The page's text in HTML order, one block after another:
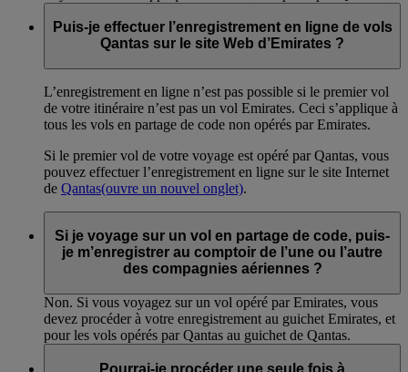
Puis-je effectuer l’enregistrement en ligne de vols
Qantas sur le site Web d’Emirates ?
L’enregistrement en ligne n’est pas possible si le premier vol
de votre itinéraire n’est pas un vol Emirates. Ceci s’applique à
tous les vols en partage de code non opérés par Emirates.
Si le premier vol de votre voyage est opéré par Qantas, vous
pouvez effectuer l’enregistrement en ligne sur le site Internet
de Qantas(ouvre un nouvel onglet).
Si je voyage sur un vol en partage de code, puis-
je m’enregistrer au comptoir de l’une ou l’autre
des compagnies aériennes ?
Non. Si vous voyagez sur un vol opéré par Emirates, vous
devez procéder à votre enregistrement au guichet Emirates, et
pour les vols opérés par Qantas au guichet de Qantas.
Pourrai-je procéder une seule fois à